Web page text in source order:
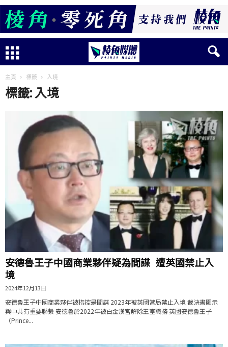
主頁 標籤 入境
標籤: 入境
安德魯王子中國商業夥伴疑為間諜 遭英國禁止入
境
2024年12月13日
安德魯王子中國商業夥伴被指控是間諜 2023年被英國當局禁止入境 裁決書顯示
與中共有重要聯繫 安德魯於2022年被白金漢宮解除王室職務 英國安德魯王子
（Prince...